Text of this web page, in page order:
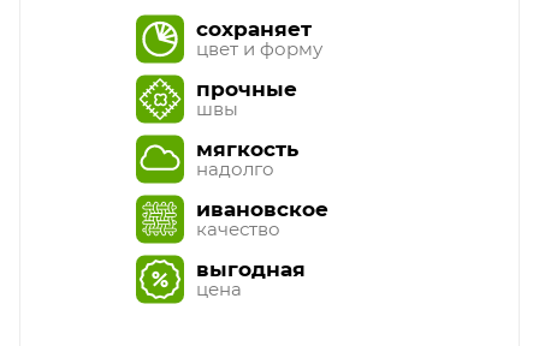
сохраняет
цвет и форму
прочные
швы
мягкость
надолго
ивановское
качество
выгодная
цена